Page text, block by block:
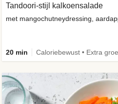
Tandoori-stijl kalkoensalade
met mangochutneydressing,
20 min